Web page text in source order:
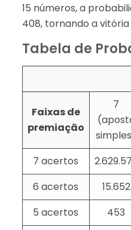
15 números, a
408, tornando a
Tabela de
Faixas de
premiação
7
7 acertos
6 acertos
15.652
5 acertos
453